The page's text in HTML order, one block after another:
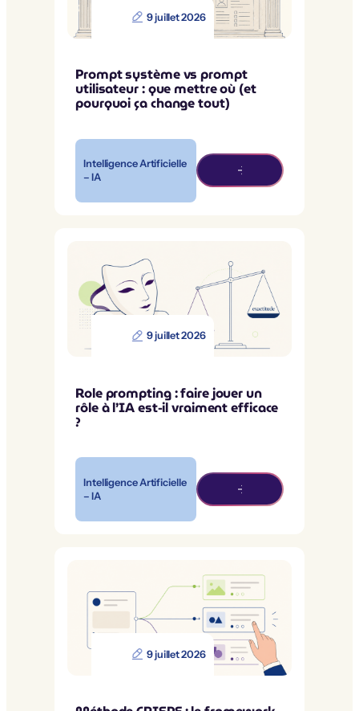
9 juillet 2026
Prompt système vs prompt
utilisateur : que mettre où (et
pourquoi ça change tout)
Intelligence Artificielle
– IA
9 juillet 2026
Role prompting : faire jouer un
rôle à l’IA est-il vraiment efficace
?
Intelligence Artificielle
– IA
9 juillet 2026